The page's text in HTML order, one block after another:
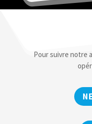
Pour suivre notre